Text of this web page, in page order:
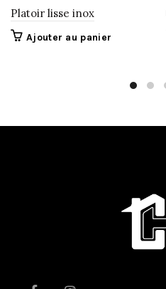
Platoir lisse inox
Ajouter au panier